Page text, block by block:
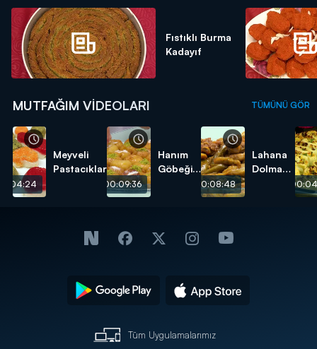
Fıstıklı Burma
Kadayıf
MUTFAĞIM VIDEOLARI TÜMÜNÜ GÖR
Meyveli
Pastacıklar
00:09:36
Hanım
Göbeği
00:08:48
Lahana
Dolması
Tüm Uygulamalarımız